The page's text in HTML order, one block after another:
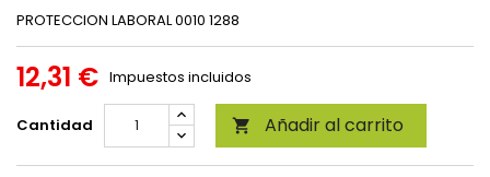
PROTECCION LABORAL 0010 1288
12,31 € Impuestos incluidos
Cantidad  Añadir al carrito